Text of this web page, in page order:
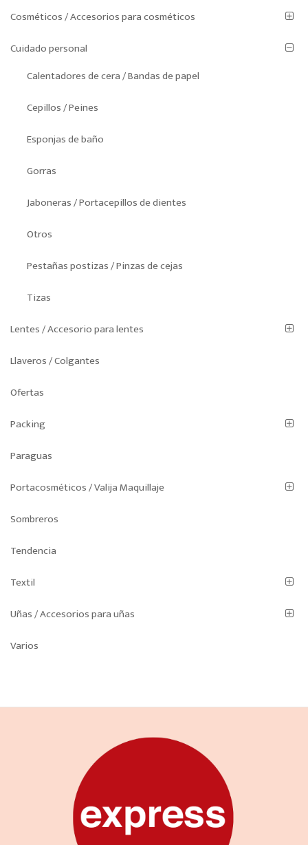
Cosméticos / Accesorios para cosméticos
Cuidado personal
Calentadores de cera / Bandas de papel
Cepillos / Peines
Esponjas de baño
Gorras
Jaboneras / Portacepillos de dientes
Otros
Pestañas postizas / Pinzas de cejas
Tizas
Lentes / Accesorio para lentes
Llaveros / Colgantes
Ofertas
Packing
Paraguas
Portacosméticos / Valija Maquillaje
Sombreros
Tendencia
Textil
Uñas / Accesorios para uñas
Varios